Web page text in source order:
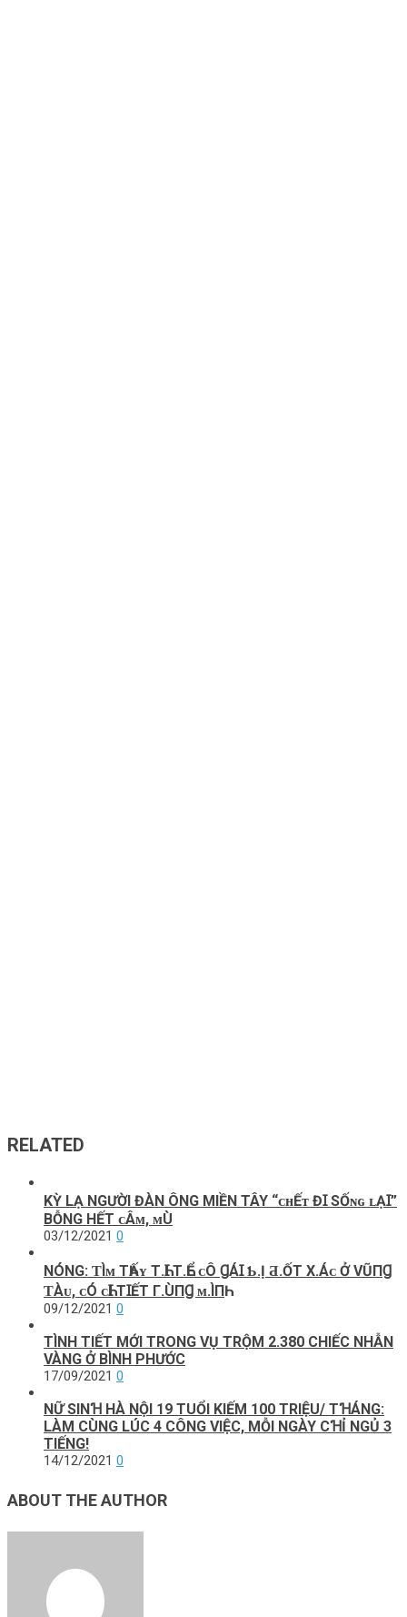
RELATED
KỲ LẠ NGƯỜI ĐÀN ÔNG MIỀN TÂY “ᴄʜẾᴛ ĐꞮ SỐɴɢ ʟẠꞮ”
BỖNG HẾT ᴄÂᴍ, ᴍÙ
03/12/2021 0
NÓNG: ƬÌᴍ ТҺẤʏ Т.ҺꞮ Т.ҺỂ ᴄÔ ꞬÁꞮ Ƅ.Ị Ƌ.ỐТ Х.Áᴄ Ở VŨПꞬ
ƬÀᴜ, ᴄÓ ᴄҺꞮ ТꞮẾТ Г.ÙПꞬ ᴍ.ÌПҺ
09/12/2021 0
TÌNH TIẾT MỚI TRONG VỤ TRỘM 2.380 CHIẾC NHẪN
VÀNG Ở BÌNH PHƯỚC
17/09/2021 0
NỮ SINꞪ HÀ NỘI 19 TUỔI KIẾM 100 TRIỆU/ TꞪÁNG:
LÀM CÙNG LÚC 4 CÔNG VIỆC, MỖI NGÀY CꞪỈ NGỦ 3
TIẾNG!
14/12/2021 0
ABOUT THE AUTHOR